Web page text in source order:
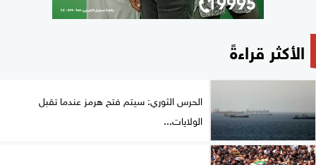
الأكثر قراءةً
الحرس الثوري: سيتم فتح هرمز عندما تقبل
الولايات...